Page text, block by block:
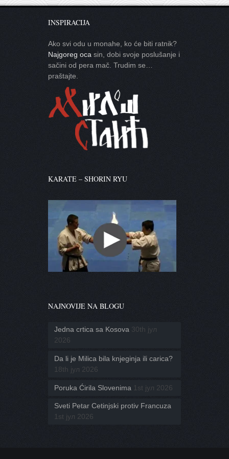
INSPIRACIJA
Ako svi odu u monahe, ko će biti ratnik?
Najgoreg oca sin, dobi svoje poslušanje i
sačini od pera mač. Trudim se…
praštajte.
KARATE – SHORIN RYU
NAJNOVIJE NA BLOGU
Jedna crtica sa Kosova 30th јул
2026
Da li je Milica bila knjeginja ili carica?
18th јул 2026
Poruka Ćirila Slovenima 1st јул 2026
Sveti Petar Cetinjski protiv Francuza
1st јул 2026